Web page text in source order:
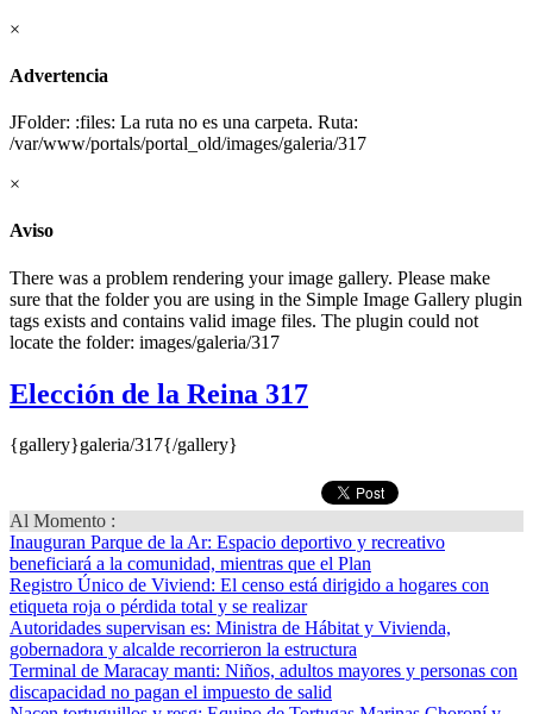
×
Advertencia
JFolder: :files: La ruta no es una carpeta. Ruta:
/var/www/portals/portal_old/images/galeria/317
×
Aviso
There was a problem rendering your image gallery. Please make
sure that the folder you are using in the Simple Image Gallery plugin
tags exists and contains valid image files. The plugin could not
locate the folder: images/galeria/317
Elección de la Reina 317
{gallery}galeria/317{/gallery}
Al Momento :
Inauguran Parque de la Ar: Espacio deportivo y recreativo
beneficiará a la comunidad, mientras que el Plan
Registro Único de Viviend: El censo está dirigido a hogares con
etiqueta roja o pérdida total y se realizar
Autoridades supervisan es: Ministra de Hábitat y Vivienda,
gobernadora y alcalde recorrieron la estructura
Terminal de Maracay manti: Niños, adultos mayores y personas con
discapacidad no pagan el impuesto de salid